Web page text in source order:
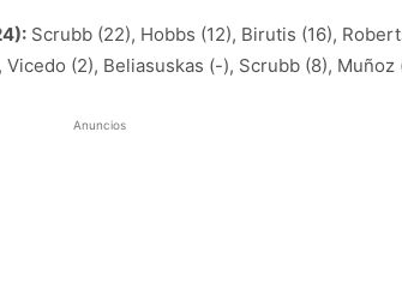
Scrubb (22), Hobbs (12), Birutis (16),
(2), Beliasuskas (-), Scrubb (8), Muñoz
Anuncios